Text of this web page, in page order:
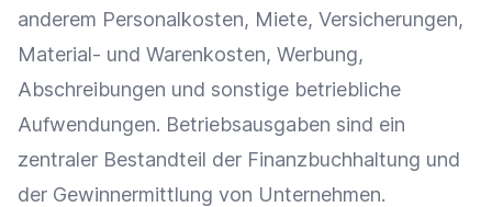
anderem Personalkosten, Miete, Versicherungen,
Material- und Warenkosten, Werbung,
Abschreibungen und sonstige betriebliche
Aufwendungen. Betriebsausgaben sind ein
zentraler Bestandteil der Finanzbuchhaltung und
der Gewinnermittlung von Unternehmen.